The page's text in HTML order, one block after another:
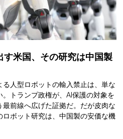
す米国、その研究は中国製
人型ロボットの輸入禁止は、単な
トランプ政権が、AI保護の対象を
前線へ広げた証拠だ。だが皮肉な
ボット研究は、中国製の安価な機